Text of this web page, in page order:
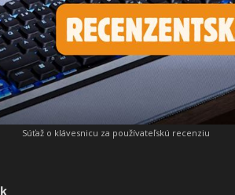
Súťaž o klávesnicu za používateľskú recenziu